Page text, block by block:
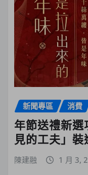
新聞專區 消費
年節送禮新
見的工夫」裝
陳建融 1 月 3,